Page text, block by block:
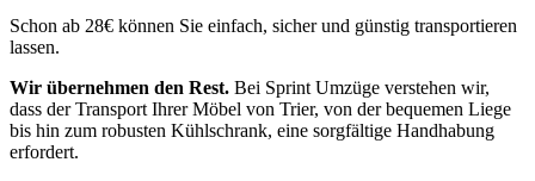
Schon ab 28€ können Sie einfach, sicher und günstig transportieren
lassen.
Wir übernehmen den Rest. Bei Sprint Umzüge verstehen wir,
dass der Transport Ihrer Möbel von Trier, von der bequemen Liege
bis hin zum robusten Kühlschrank, eine sorgfältige Handhabung
erfordert.